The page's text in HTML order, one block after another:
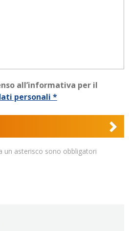
all’informativa per il
personali *
un asterisco sono obbligatori